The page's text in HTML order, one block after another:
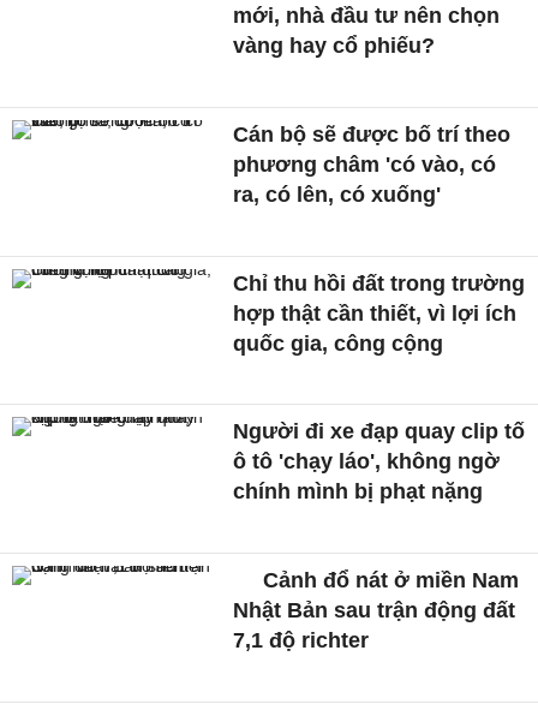
mới, nhà đầu tư nên chọn
vàng hay cổ phiếu?
Cán bộ sẽ được bố trí theo
phương châm 'có vào, có
ra, có lên, có xuống'
Chỉ thu hồi đất trong trường
hợp thật cần thiết, vì lợi ích
quốc gia, công cộng
Người đi xe đạp quay clip tố
ô tô 'chạy láo', không ngờ
chính mình bị phạt nặng
Cảnh đổ nát ở miền Nam
Nhật Bản sau trận động đất
7,1 độ richter